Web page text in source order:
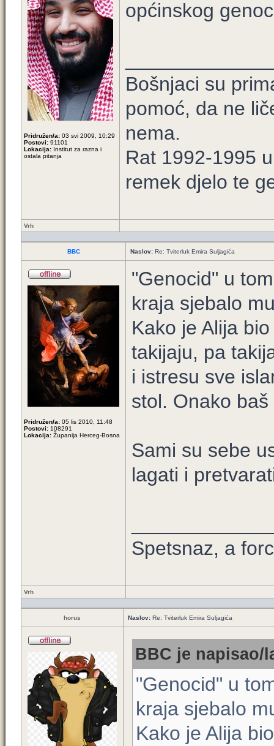
Pridružen/a: 03 svi 2009, 10:29
Postovi: 91101
Lokacija: Institut za razna i
ostala pitanja
općinskog
Bošnjaci su
pomoć, da ne
nema.
Rat 1992-1995
remek djelo te
Vrh
BBC Naslov: Re: Tviterluk Emira Suljagića
Pridružen/a: 05 lis 2010, 11:48
Postovi: 108291
Lokacija: Županija Herceg-Bosna
"Genocid" u
kraja sjebalo
Kako je Alija
takijaju, pa
i istresu sve
stol. Onako
Sami su sebe
lagati i
Spetsnaz, a
Vrh
horus Naslov: Re: Tviterluk Emira Suljagića
BBC je napisao/
"Genocid" u
kraja sjebalo
Kako je Alija